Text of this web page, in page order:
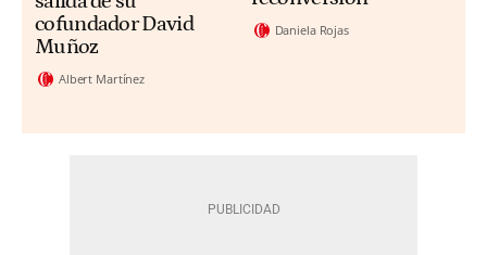
cofundador David
Muñoz
Albert Martínez
Daniela Rojas